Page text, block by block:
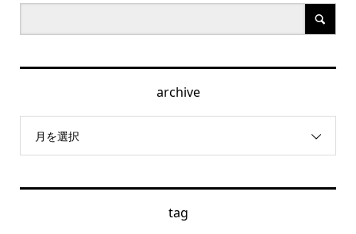
archive
月を選択
tag